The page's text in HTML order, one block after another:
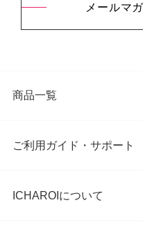
メールマ
商品一覧
ご利用ガイド・サポート
ICHAROIについて